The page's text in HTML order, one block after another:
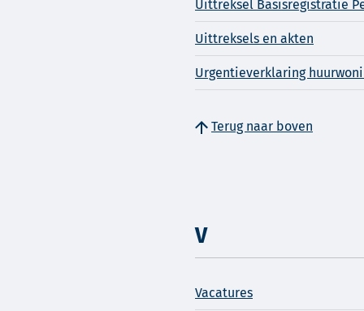
Uittreksel Basisregistratie
Uittreksels en akten
Urgentieverklaring
Terug naar boven
V
Vacatures